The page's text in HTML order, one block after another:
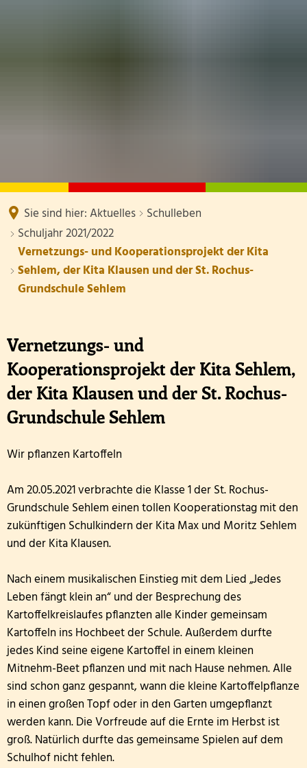
Hausmeister
Förderverein
Schulelternbeirat
Schulhund
Sie sind hier:Aktuelles
Schulleben
Schuljahr 2021/2022
Vernetzungs- und Kooperationsprojekt der Kita
Sehlem, der Kita Klausen und der St. Rochus-
Grundschule Sehlem
Vernetzungs- und
Kooperationsprojekt der Kita Sehlem,
der Kita Klausen und der St. Rochus-
Grundschule Sehlem
Wir pflanzen Kartoffeln
Am 20.05.2021 verbrachte die Klasse 1 der St. Rochus-
Grundschule Sehlem einen tollen Kooperationstag mit den
zukünftigen Schulkindern der Kita Max und Moritz Sehlem
und der Kita Klausen.
Nach einem musikalischen Einstieg mit dem Lied „Jedes
Leben fängt klein an“ und der Besprechung des
Kartoffelkreislaufes pflanzten alle Kinder gemeinsam
Kartoffeln ins Hochbeet der Schule. Außerdem durfte
jedes Kind seine eigene Kartoffel in einem kleinen
Mitnehm-Beet pflanzen und mit nach Hause nehmen. Alle
sind schon ganz gespannt, wann die kleine Kartoffelpflanze
in einen großen Topf oder in den Garten umgepflanzt
werden kann. Die Vorfreude auf die Ernte im Herbst ist
groß. Natürlich durfte das gemeinsame Spielen auf dem
Schulhof nicht fehlen.